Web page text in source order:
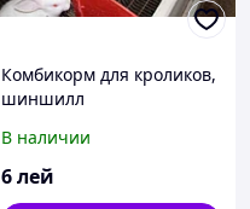
Комбикорм для кроликов,
шиншилл
В наличии
6лей